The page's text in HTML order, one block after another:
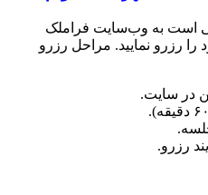
است به وب‌سایت فراملک
رزرو نمایید. مراحل رزرو
در سایت.
رزرو.